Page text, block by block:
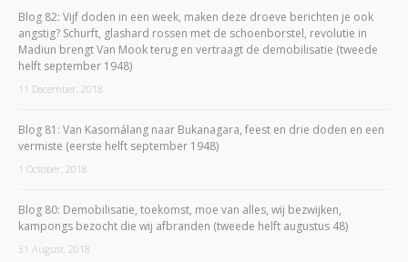
Blog 82: Vijf doden in een week, maken deze droeve berichten je ook
angstig? Schurft, glashard rossen met de schoenborstel, revolutie in
Madiun brengt Van Mook terug en vertraagt de demobilisatie (tweede
helft september 1948)
11 December, 2018
Blog 81: Van Kasomálang naar Bukanagara, feest en drie doden en een
vermiste (eerste helft september 1948)
1 October, 2018
Blog 80: Demobilisatie, toekomst, moe van alles, wij bezwijken,
kampongs bezocht die wij afbranden (tweede helft augustus 48)
31 August, 2018